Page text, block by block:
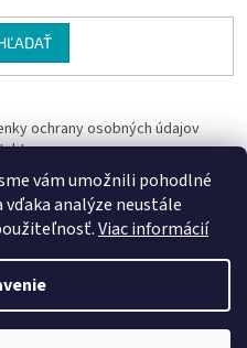
vám umožnili pohodlné
analýze neustále
Viac informácií
ochrany osobných údajov
Shoptet